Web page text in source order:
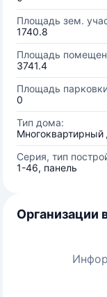
Площадь зем.
1740.8
Площадь
3741.4
Площадь
0
Тип дома:
Многоквартирный
Серия, тип
1-46, панель
Организации